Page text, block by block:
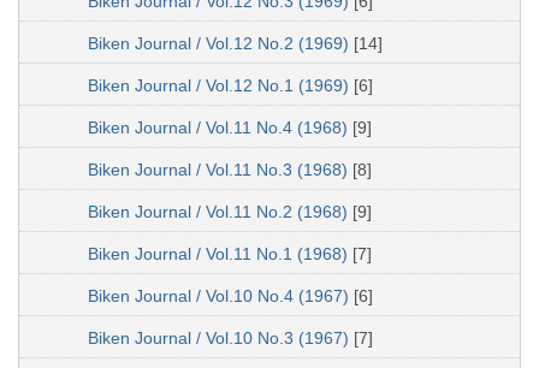
Biken Journal / Vol.12 No.2 (1969) [14]
Biken Journal / Vol.12 No.1 (1969) [6]
Biken Journal / Vol.11 No.4 (1968) [9]
Biken Journal / Vol.11 No.3 (1968) [8]
Biken Journal / Vol.11 No.2 (1968) [9]
Biken Journal / Vol.11 No.1 (1968) [7]
Biken Journal / Vol.10 No.4 (1967) [6]
Biken Journal / Vol.10 No.3 (1967) [7]